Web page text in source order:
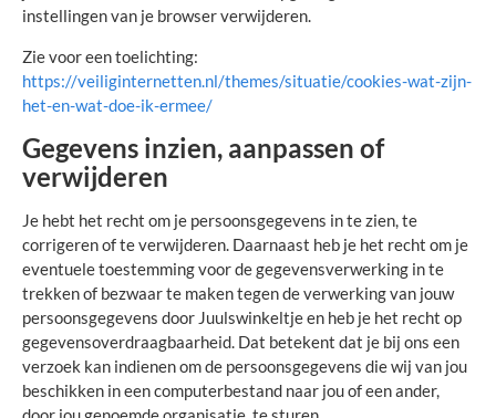
instellingen van je browser verwijderen.
Zie voor een toelichting:
https://veiliginternetten.nl/themes/situatie/cookies-wat-zijn-
het-en-wat-doe-ik-ermee/
Gegevens inzien, aanpassen of
verwijderen
Je hebt het recht om je persoonsgegevens in te zien, te
corrigeren of te verwijderen. Daarnaast heb je het recht om je
eventuele toestemming voor de gegevensverwerking in te
trekken of bezwaar te maken tegen de verwerking van jouw
persoonsgegevens door Juulswinkeltje en heb je het recht op
gegevensoverdraagbaarheid. Dat betekent dat je bij ons een
verzoek kan indienen om de persoonsgegevens die wij van jou
beschikken in een computerbestand naar jou of een ander,